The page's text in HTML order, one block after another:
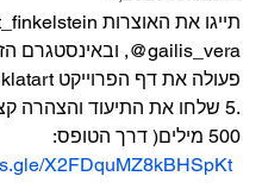
gailis_vera@, ובאינסטגרם הזמינו לשיתוף
פעולה את דף הפרוייקט miklatart@.
.5 שלחו את התיעוד והצהרה
500 מילים( דרך הטופס:
X2FDquMZ8kBHSpKt